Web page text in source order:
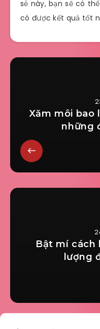
sẻ này, bạn sẽ có
có được kết quả tốt
Xăm môi bao
những
Bật mí cách
lượng